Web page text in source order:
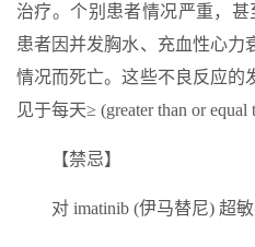
治疗。个别患者情况严重，
患者因并发胸水、充血性心力
情况而死亡。这些不良反应的
见于每天≥ (greater than or equal
【禁忌】
对 imatinib (伊马替尼) 超敏